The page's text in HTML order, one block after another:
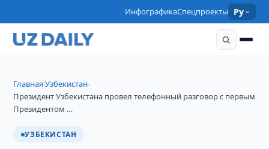
ИнфографикаСпецпроекты Ру
Главная›Узбекистан›
Президент Узбекистана провел телефонный разговор с первым
Президентом …
УЗБЕКИСТАН